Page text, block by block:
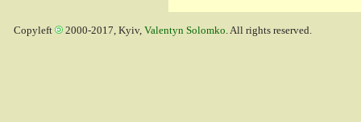
Copyleft 2000-2017, Kyiv, Valentyn Solomko. All rights reserved.